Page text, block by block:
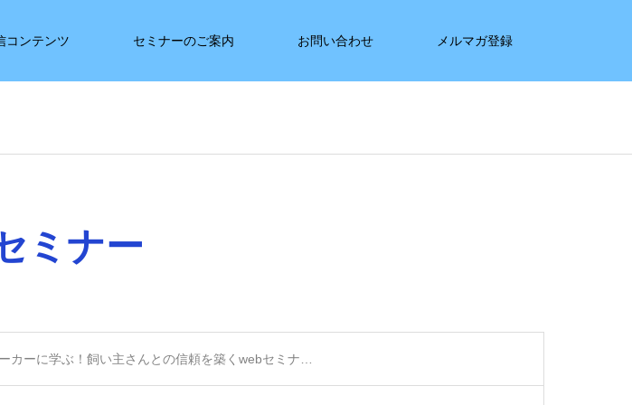
コンテンツ セミナーのご案内 お問い合わせ メルマガ登録
ミナー
ーに学ぶ！飼い主さんとの信頼を築くwebセミナ…